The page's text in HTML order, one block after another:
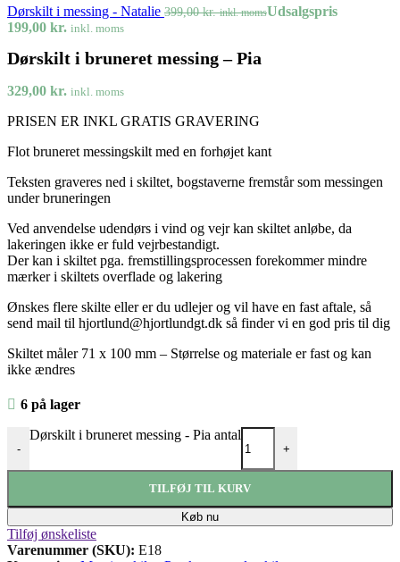
Dørskilt i messing - Natalie 399,00kr. inkl. momsUdsalgspris
199,00 kr. inkl. moms
Dørskilt i bruneret messing – Pia
329,00 kr. inkl. moms
PRISEN ER INKL GRATIS GRAVERING
Flot bruneret messingskilt med en forhøjet kant
Teksten graveres ned i skiltet, bogstaverne fremstår som messingen
under bruneringen
Ved anvendelse udendørs i vind og vejr kan skiltet anløbe, da
lakeringen ikke er fuld vejrbestandigt.
Der kan i skiltet pga. fremstillingsprocessen forekommer mindre
mærker i skiltets overflade og lakering
Ønskes flere skilte eller er du udlejer og vil have en fast aftale, så
send mail til hjortlund@hjortlundgt.dk så finder vi en god pris til dig
Skiltet måler 71 x 100 mm – Størrelse og materiale er fast og kan
ikke ændres
6 på lager
-
Dørskilt i bruneret messing - Pia antal
+
TILFØJ TIL KURV
Køb nu
Tilføj ønskeliste
Varenummer (SKU): E18